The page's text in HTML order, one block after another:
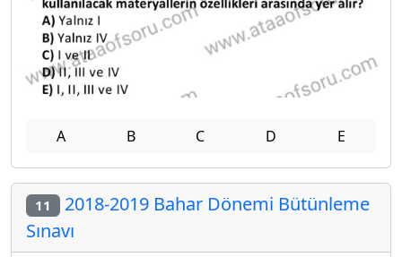
A B C D E
11 2018-2019 Bahar Dönemi Bütünleme
Sınavı